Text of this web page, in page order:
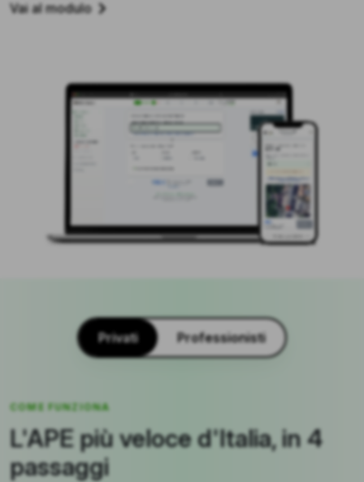
Vai al modulo
Privati Professionisti
COME FUNZIONA
L'APE più veloce d'Italia, in 4
passaggi